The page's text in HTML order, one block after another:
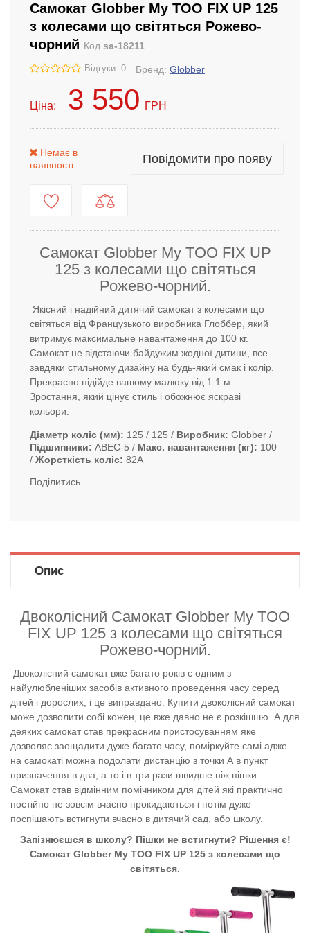
Самокат Globber My TOO FIX UP 125
з колесами що світяться Рожево-
чорний Код sa-18211
Відгуки: 0 Бренд: Globber
Ціна: 3 550 ГРН
Немає в
наявності
Повідомити про появу
Самокат Globber My TOO FIX UP
125 з колесами що світяться
Рожево-чорний.
Якісний і надійний дитячий самокат з колесами що
світяться від Французького виробника Глоббер, який
витримує максимальне навантаження до 100 кг.
Самокат не відстаючи байдужим жодної дитини, все
завдяки стильному дизайну на будь-який смак і колір.
Прекрасно підійде вашому малюку від 1.1 м.
Зростання, який цінує стиль і обожнює яскраві
кольори.
Діаметр коліс (мм) 125 / 125 Виробник Globber
Підшипники
ABEC-5 Макс. навантаження (кг)
100
Жорсткість коліс 82А
Поділитись
Опис
Двоколісний Самокат Globber My TOO
FIX UP 125 з колесами що світяться
Рожево-чорний.
Двоколісний самокат вже багато років є одним з
найулюбленіших засобів активного проведення часу серед
дітей і дорослих, і це виправдано. Купити двоколісний самокат
може дозволити собі кожен, це вже давно не є розкішшю. А для
деяких самокат став прекрасним пристосуванням яке
дозволяє заощадити дуже багато часу, поміркуйте самі адже
на самокаті можна подолати дистанцію з точки А в пункт
призначення в два, а то і в три рази швидше ніж пішки.
Самокат став відмінним помічником для дітей які практично
постійно не зовсім вчасно прокидаються і потім дуже
поспішають встигнути вчасно в дитячий сад, або школу.
Запізнюєшся в школу? Пішки не встигнути? Рішення є!
Самокат Globber My TOO FIX UP 125 з колесами що
світяться.